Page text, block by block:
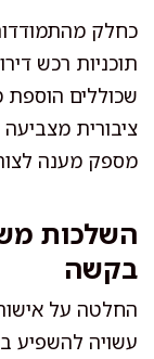
כחלק
תוכניות רכש
שכוללים הוספת
ציבורית
מספק מענה
השלכות
בקשה
החלטה על
עשויה להשפיע